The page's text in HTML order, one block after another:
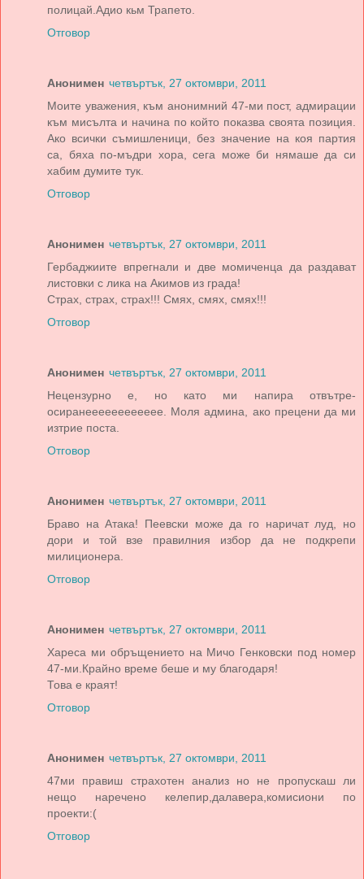
полицай.Адио кьм Трапето.
Отговор
Анонимен четвъртък, 27 октомври, 2011
Моите уважения, към анонимний 47-ми пост, адмирации
към мисълта и начина по който показва своята позиция.
Ако всички съмишленици, без значение на коя партия
са, бяха по-мъдри хора, сега може би нямаше да си
хабим думите тук.
Отговор
Анонимен четвъртък, 27 октомври, 2011
Гербаджиите впрегнали и две момиченца да раздават
листовки с лика на Акимов из града!
Страх, страх, страх!!! Смях, смях, смях!!!
Отговор
Анонимен четвъртък, 27 октомври, 2011
Нецензурно е, но като ми напира отвътре-
осиранееееееееееее. Моля админа, ако прецени да ми
изтрие поста.
Отговор
Анонимен четвъртък, 27 октомври, 2011
Браво на Атака! Пеевски може да го наричат луд, но
дори и той взе правилния избор да не подкрепи
милиционера.
Отговор
Анонимен четвъртък, 27 октомври, 2011
Хареса ми обръщението на Мичо Генковски под номер
47-ми.Крайно време беше и му благодаря!
Това е краят!
Отговор
Анонимен четвъртък, 27 октомври, 2011
47ми правиш страхотен анализ но не пропускаш ли
нещо наречено келепир,далавера,комисиони по
проекти:(
Отговор